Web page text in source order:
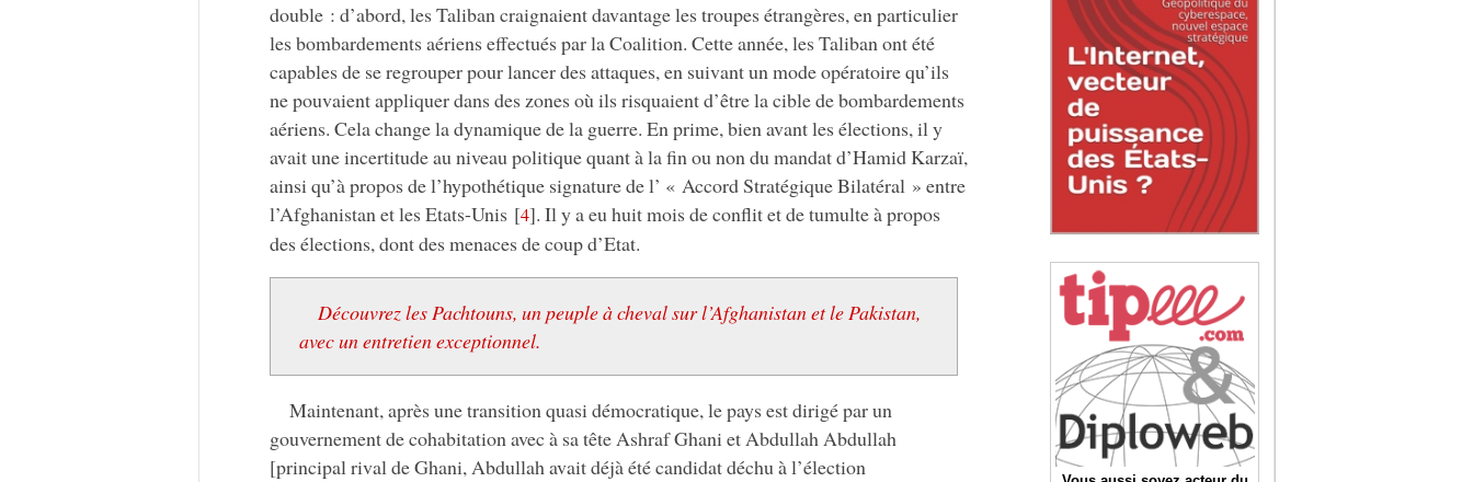
double : d’abord, les Taliban craignaient davantage les troupes étrangères, en particulier
les bombardements aériens effectués par la Coalition. Cette année, les Taliban ont été
capables de se regrouper pour lancer des attaques, en suivant un mode opératoire qu’ils
ne pouvaient appliquer dans des zones où ils risquaient d’être la cible de bombardements
aériens. Cela change la dynamique de la guerre. En prime, bien avant les élections, il y
avait une incertitude au niveau politique quant à la fin ou non du mandat d’Hamid Karzaï,
ainsi qu’à propos de l’hypothétique signature de l’ « Accord Stratégique Bilatéral » entre
l’Afghanistan et les Etats-Unis [4]. Il y a eu huit mois de conflit et de tumulte à propos
des élections, dont des menaces de coup d’Etat.
Découvrez les Pachtouns, un peuple à cheval sur l’Afghanistan et le Pakistan,
avec un entretien exceptionnel.
Maintenant, après une transition quasi démocratique, le pays est dirigé par un
gouvernement de cohabitation avec à sa tête Ashraf Ghani et Abdullah Abdullah
[principal rival de Ghani, Abdullah avait déjà été candidat déchu à l’élection